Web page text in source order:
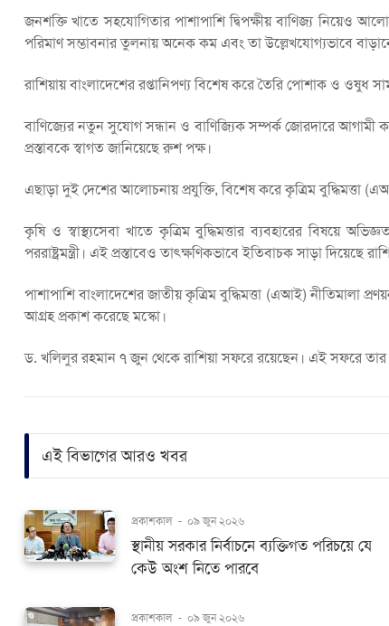
জনশক্তি খাতে সহযোগিতার পাশাপাশি দ্বিপক্ষীয় বাণিজ্য নিয়েও
পরিমাণ সম্ভাবনার তুলনায় অনেক কম এবং তা উল্লেখযোগ্যভাবে
রাশিয়ায় বাংলাদেশের রপ্তানিপণ্য বিশেষ করে তৈরি পোশাক ও ওষুধ
বাণিজ্যের নতুন সুযোগ সন্ধান ও বাণিজ্যিক সম্পর্ক জোরদারে আগামী
প্রস্তাবকে স্বাগত জানিয়েছে রুশ পক্ষ।
এছাড়া দুই দেশের আলোচনায় প্রযুক্তি, বিশেষ করে কৃত্রিম বুদ্ধিমত্তা
কৃষি ও স্বাস্থ্যসেবা খাতে কৃত্রিম বুদ্ধিমত্তার ব্যবহারের বিষয়ে
পররাষ্ট্রমন্ত্রী। এই প্রস্তাবেও তাৎক্ষণিকভাবে ইতিবাচক সাড়া দিয়েছে
পাশাপাশি বাংলাদেশের জাতীয় কৃত্রিম বুদ্ধিমত্তা (এআই) নীতিমালা
আগ্রহ প্রকাশ করেছে মস্কো।
ড. খলিলুর রহমান ৭ জুন থেকে রাশিয়া সফরে রয়েছেন। এই সফরে তার
এই বিভাগের আরও খবর
প্রকাশকাল - ০৯ জুন ২০২৬
স্থানীয় সরকার নির্বাচনে ব্যক্তিগত পরিচয়ে যে
কেউ অংশ নিতে পারবে
প্রকাশকাল - ০৯ জুন ২০২৬